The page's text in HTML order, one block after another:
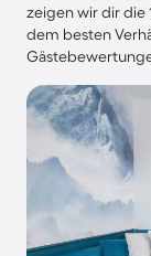
zeigen wir dir die
dem besten